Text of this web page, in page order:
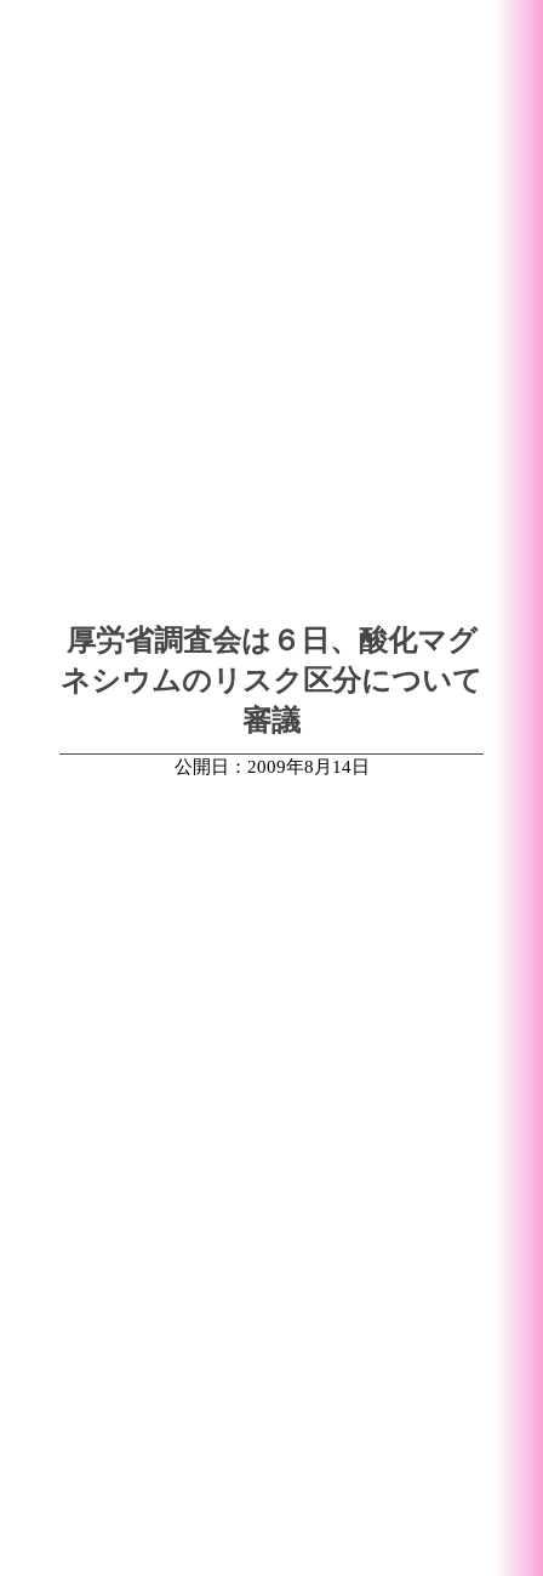
厚労省調査会は６日、酸化マグ
ネシウムのリスク区分について
審議
公開日：2009年8月14日